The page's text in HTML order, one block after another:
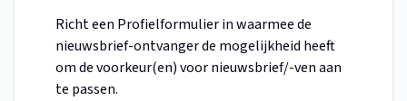
Richt een Profielformulier in waarmee de
nieuwsbrief-ontvanger de mogelijkheid heeft
om de voorkeur(en) voor nieuwsbrief/-ven aan
te passen.